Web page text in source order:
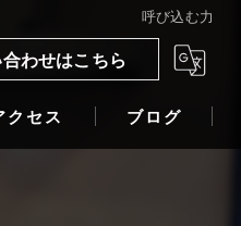
呼び込む力
わせはこちら
クセス ブログ